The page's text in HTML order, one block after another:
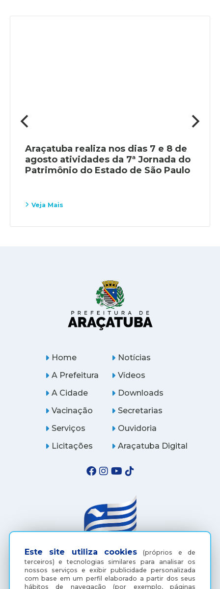
Araçatuba realiza nos dias 7 e 8 de
agosto atividades da 7ª Jornada do
Patrimônio do Estado de São Paulo
Veja Mais
Este site utiliza cookies (próprios e de
terceiros) e tecnologias similares para analisar os
nossos serviços e exibir publicidade personalizada
com base em um perfil elaborado a partir dos seus
hábitos de navegação (por exemplo, páginas
Home
A Prefeitura
A Cidade
Notícias
Vídeos
Downloads
Vacinação
Serviços
Licitações
Secretarias
Ouvidoria
Araçatuba Digital
(18) 3607-6500